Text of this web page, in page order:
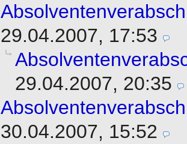
29.04.2007, 17:53
29.04.2007, 20:35
30.04.2007, 15:52